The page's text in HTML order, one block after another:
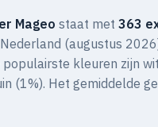
Mageo staat met 363
(augustus
populairste kleuren zijn
(1%). Het gemiddelde